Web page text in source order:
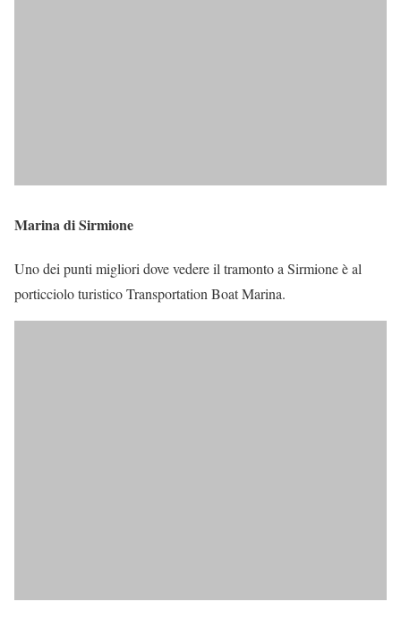
Marina di Sirmione
Uno dei punti migliori dove vedere il tramonto a Sirmione è al
porticciolo turistico Transportation Boat Marina.